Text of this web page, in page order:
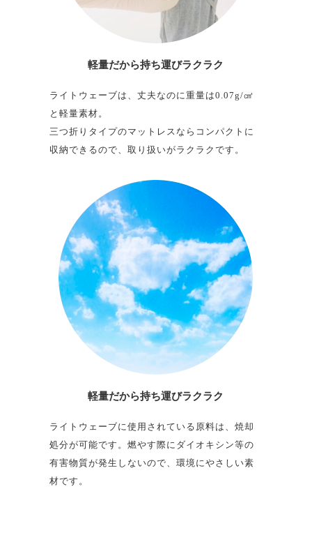
軽量だから持ち運びラクラク
ライトウェーブは、丈夫なのに重量は0.07g/㎤
と軽量素材。
三つ折りタイプのマットレスならコンパクトに
収納できるので、取り扱いがラクラクです。
軽量だから持ち運びラクラク
ライトウェーブに使用されている原料は、焼却
処分が可能です。燃やす際にダイオキシン等の
有害物質が発生しないので、環境にやさしい素
材です。